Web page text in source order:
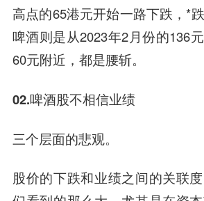
高点的65港元开始一路下跌，*
啤酒则是从2023年2月份的136
60元附近，都是腰斩。
02.啤酒股不相信业绩
三个层面的悲观。
股价的下跌和业绩之间的关联